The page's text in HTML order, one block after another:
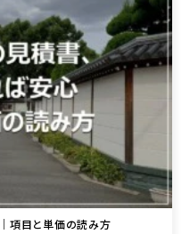
項目と単価の読み方